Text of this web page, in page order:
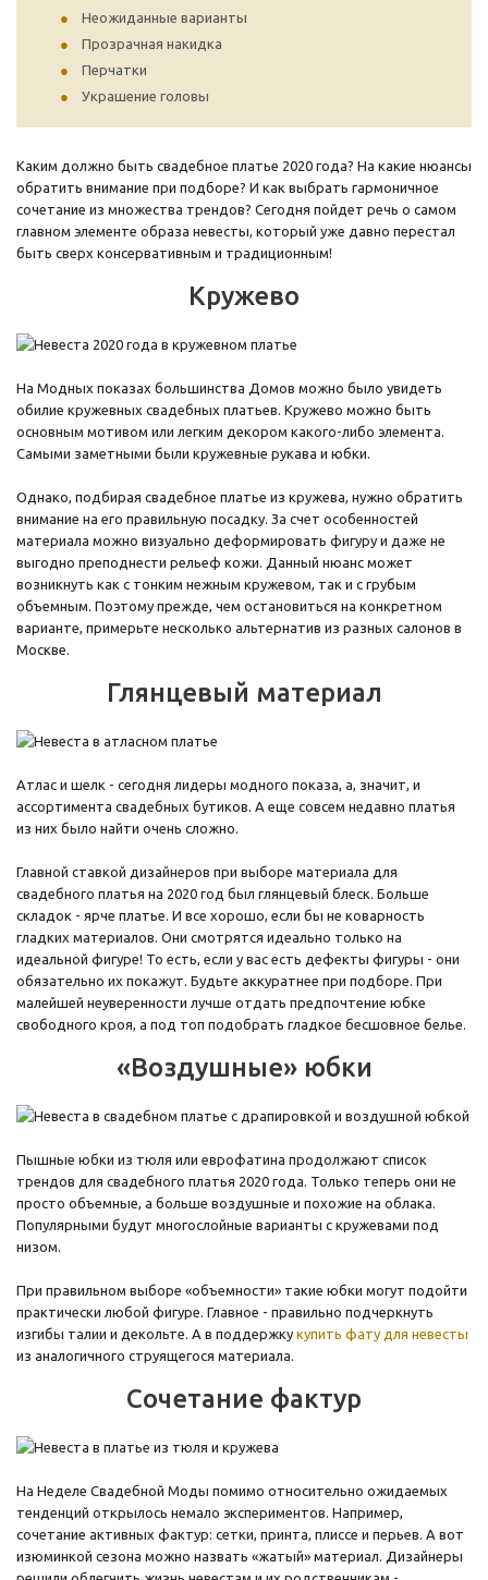
Неожиданные варианты
Прозрачная накидка
Перчатки
Украшение головы
Каким должно быть свадебное платье 2020 года? На какие нюансы
обратить внимание при подборе? И как выбрать гармоничное
сочетание из множества трендов? Сегодня пойдет речь о самом
главном элементе образа невесты, который уже давно перестал
быть сверх консервативным и традиционным!
Кружево
На Модных показах большинства Домов можно было увидеть
обилие кружевных свадебных платьев. Кружево можно быть
основным мотивом или легким декором какого-либо элемента.
Самыми заметными были кружевные рукава и юбки.
Однако, подбирая свадебное платье из кружева, нужно обратить
внимание на его правильную посадку. За счет особенностей
материала можно визуально деформировать фигуру и даже не
выгодно преподнести рельеф кожи. Данный нюанс может
возникнуть как с тонким нежным кружевом, так и с грубым
объемным. Поэтому прежде, чем остановиться на конкретном
варианте, примерьте несколько альтернатив из разных салонов в
Москве.
Глянцевый материал
Атлас и шелк - сегодня лидеры модного показа, а, значит, и
ассортимента свадебных бутиков. А еще совсем недавно платья
из них было найти очень сложно.
Главной ставкой дизайнеров при выборе материала для
свадебного платья на 2020 год был глянцевый блеск. Больше
складок - ярче платье. И все хорошо, если бы не коварность
гладких материалов. Они смотрятся идеально только на
идеальной фигуре! То есть, если у вас есть дефекты фигуры - они
обязательно их покажут. Будьте аккуратнее при подборе. При
малейшей неуверенности лучше отдать предпочтение юбке
свободного кроя, а под топ подобрать гладкое бесшовное белье.
«Воздушные» юбки
Пышные юбки из тюля или еврофатина продолжают список
трендов для свадебного платья 2020 года. Только теперь они не
просто объемные, а больше воздушные и похожие на облака.
Популярными будут многослойные варианты с кружевами под
низом.
При правильном выборе «объемности» такие юбки могут подойти
практически любой фигуре. Главное - правильно подчеркнуть
изгибы талии и декольте. А в поддержку купить фату для невесты
из аналогичного струящегося материала.
Сочетание фактур
На Неделе Свадебной Моды помимо относительно ожидаемых
тенденций открылось немало экспериментов. Например,
сочетание активных фактур: сетки, принта, плиссе и перьев. А вот
изюминкой сезона можно назвать «жатый» материал. Дизайнеры